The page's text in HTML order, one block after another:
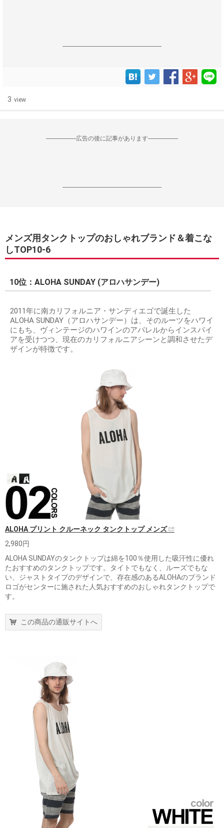
------------------------------------------------------------------
3 view
--------------------広告の後に記事があります--------------------
------------------------------------------------------------------
メンズ用タンクトップのおしゃれブランド＆着こな
しTOP10-6
10位：ALOHA SUNDAY (アロハサンデー)
2011年に南カリフォルニア・サンディエゴで誕生した
ALOHA SUNDAY（アロハサンデー）は、そのルーツをハワイ
にもち、ヴィンテージのハワインのアパレルからインスパイ
アを受けつつ、現在のカリフォルニアシーンと調和させたデ
ザインが特徴です。
ALOHA プリント クルーネック タンクトップ メンズ
2,980円
ALOHA SUNDAYのタンクトップは綿を100％使用した吸汗性に優れ
たおすすめのタンクトップです。タイトでもなく、ルーズでもな
い、ジャストタイプのデザインで、存在感のあるALOHAのブランド
ロゴがセンターに施された人気おすすめのおしゃれタンクトップで
す。
この商品の通販サイトへ